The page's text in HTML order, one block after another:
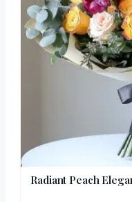
Radiant Peach